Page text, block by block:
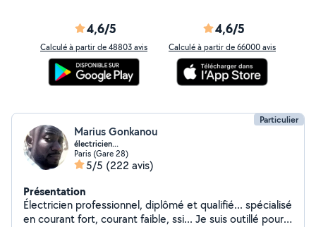
4,6/5
Calculé à partir de 48803 avis
4,6/5
Calculé à partir de 66000 avis
Particulier
Marius Gonkanou
électricien...
Paris (Gare 28)
5/5 (222 avis)
Présentation
Électricien professionnel, diplômé et qualifié... spécialisé
en courant fort, courant faible, ssi... Je suis outillé pour